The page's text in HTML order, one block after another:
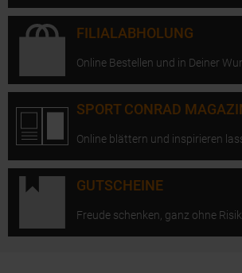
FILIALABHOLUNG
Online Bestellen und in Deiner
SPORT CONRAD
Online blättern und inspirieren
GUTSCHEINE
Freude schenken, ganz ohne